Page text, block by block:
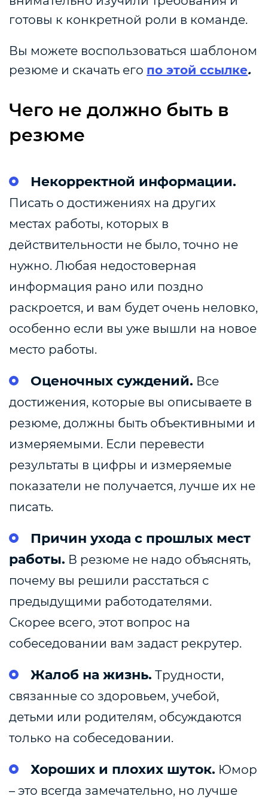
готовы к конкретной роли в команде.
Вы можете воспользоваться шаблоном
резюме и скачать его по этой ссылке.
Чего не должно быть в
резюме
Некорректной информации.
Писать о достижениях на других
местах работы, которых в
действительности не было, точно не
нужно. Любая недостоверная
информация рано или поздно
раскроется, и вам будет очень неловко,
особенно если вы уже вышли на новое
место работы.
Оценочных суждений. Все
достижения, которые вы описываете в
резюме, должны быть объективными и
измеряемыми. Если перевести
результаты в цифры и измеряемые
показатели не получается, лучше их не
писать.
Причин ухода с прошлых мест
работы. В резюме не надо объяснять,
почему вы решили расстаться с
предыдущими работодателями.
Скорее всего, этот вопрос на
собеседовании вам задаст рекрутер.
Жалоб на жизнь. Трудности,
связанные со здоровьем, учебой,
детьми или родителям, обсуждаются
только на собеседовании.
Хороших и плохих шуток. Юмор
– это всегда замечательно, но лучше